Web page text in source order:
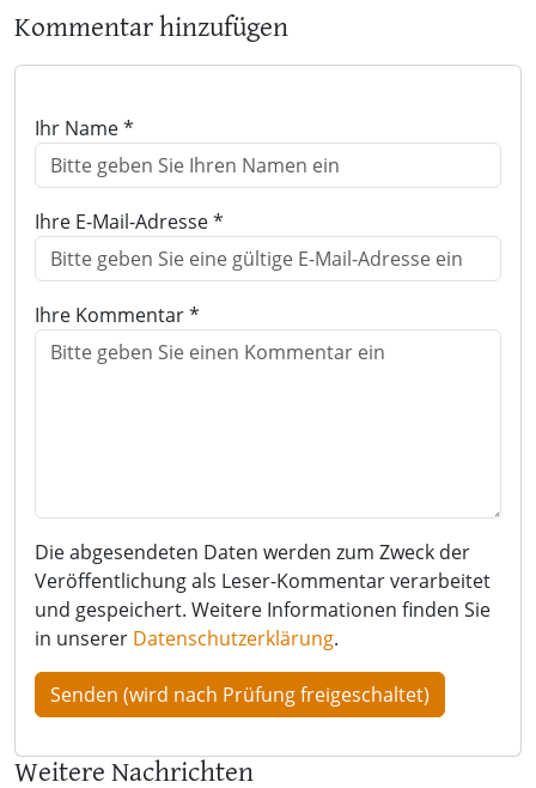
Kommentar hinzufügen
Ihr Name *
Ihre E-Mail-Adresse *
Ihre Kommentar *
Die abgesendeten Daten werden zum Zweck der
Veröffentlichung als Leser-Kommentar verarbeitet
und gespeichert. Weitere Informationen finden Sie
in unserer Datenschutzerklärung.
Weitere Nachrichten